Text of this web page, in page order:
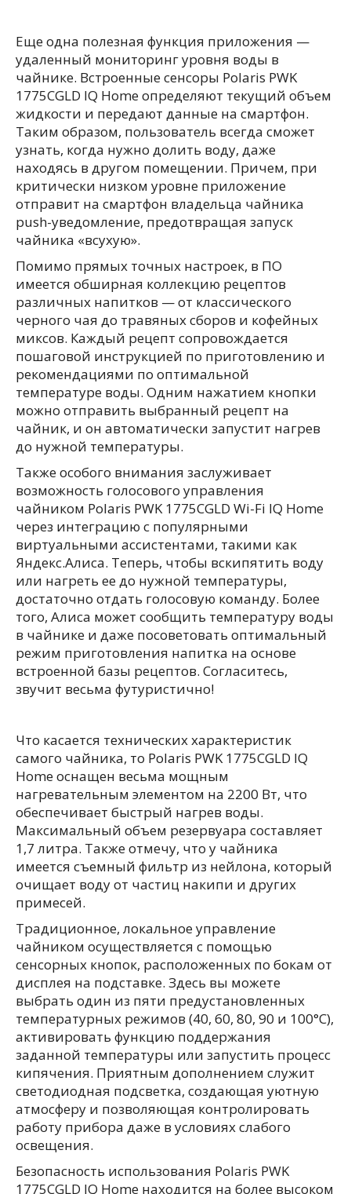
Еще одна полезная функция приложения —
удаленный мониторинг уровня воды в
чайнике. Встроенные сенсоры Polaris PWK
1775CGLD IQ Home определяют текущий объем
жидкости и передают данные на смартфон.
Таким образом, пользователь всегда сможет
узнать, когда нужно долить воду, даже
находясь в другом помещении. Причем, при
критически низком уровне приложение
отправит на смартфон владельца чайника
push-уведомление, предотвращая запуск
чайника «всухую».
Помимо прямых точных настроек, в ПО
имеется обширная коллекцию рецептов
различных напитков — от классического
черного чая до травяных сборов и кофейных
миксов. Каждый рецепт сопровождается
пошаговой инструкцией по приготовлению и
рекомендациями по оптимальной
температуре воды. Одним нажатием кнопки
можно отправить выбранный рецепт на
чайник, и он автоматически запустит нагрев
до нужной температуры.
Также особого внимания заслуживает
возможность голосового управления
чайником Polaris PWK 1775CGLD Wi-Fi IQ Home
через интеграцию с популярными
виртуальными ассистентами, такими как
Яндекс.Алиса. Теперь, чтобы вскипятить воду
или нагреть ее до нужной температуры,
достаточно отдать голосовую команду. Более
того, Алиса может сообщить температуру воды
в чайнике и даже посоветовать оптимальный
режим приготовления напитка на основе
встроенной базы рецептов. Согласитесь,
звучит весьма футуристично!
Что касается технических характеристик
самого чайника, то Polaris PWK 1775CGLD IQ
Home оснащен весьма мощным
нагревательным элементом на 2200 Вт, что
обеспечивает быстрый нагрев воды.
Максимальный объем резервуара составляет
1,7 литра. Также отмечу, что у чайника
имеется съемный фильтр из нейлона, который
очищает воду от частиц накипи и других
примесей.
Традиционное, локальное управление
чайником осуществляется с помощью
сенсорных кнопок, расположенных по бокам от
дисплея на подставке. Здесь вы можете
выбрать один из пяти предустановленных
температурных режимов (40, 60, 80, 90 и 100°C),
активировать функцию поддержания
заданной температуры или запустить процесс
кипячения. Приятным дополнением служит
светодиодная подсветка, создающая уютную
атмосферу и позволяющая контролировать
работу прибора даже в условиях слабого
освещения.
Безопасность использования Polaris PWK
1775CGLD IQ Home находится на более высоком